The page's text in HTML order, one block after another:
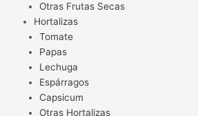
Otras Frutas Secas
Hortalizas
Tomate
Papas
Lechuga
Espárragos
Capsicum
Otras Hortalizas